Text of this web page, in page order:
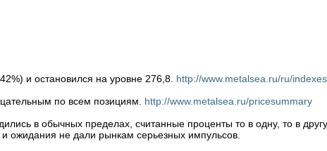
и остановился на уровне 276,8. http://www.metalsea.ru/ru/indexes
по всем позициям. http://www.metalsea.ru/pricesummary
в обычных пределах, считанные проценты то в одну, то в
ожидания не дали рынкам серьезных импульсов.